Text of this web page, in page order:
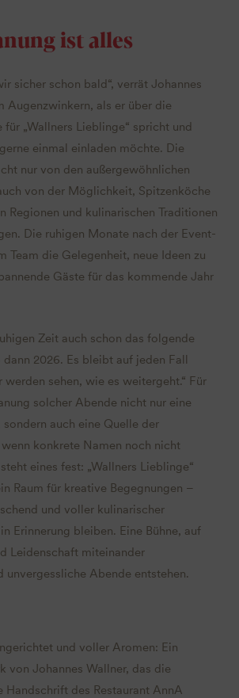
ist alles
sicher schon bald“, verrät Johannes
Augenzwinkern, als er über die
für „Wallners Lieblinge“ spricht und
einmal einladen möchte. Die
nur von den außergewöhnlichen
von der Möglichkeit, Spitzenköche
Regionen und kulinarischen Traditionen
Die ruhigen Monate nach der Event-
Team die Gelegenheit, neue Ideen zu
Gäste für das kommende Jahr
Zeit auch schon das folgende
2026. Es bleibt auf jeden Fall
werden sehen, wie es weitergeht.“ Für
solcher Abende nicht nur eine
sondern auch eine Quelle der
konkrete Namen noch nicht
eines fest: „Wallners Lieblinge“
Raum für kreative Begegnungen –
und voller kulinarischer
Erinnerung bleiben. Eine Bühne, auf
Leidenschaft miteinander
unvergessliche Abende entstehen.
und voller Aromen: Ein
von Johannes Wallner, das die
Handschrift des Restaurant AnnA